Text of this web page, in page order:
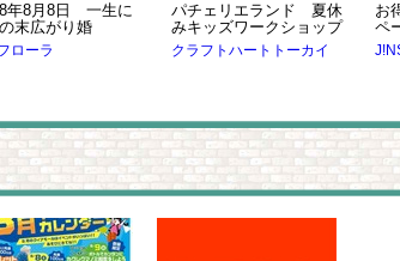
パチェリエランド 夏休
みキッズワークショップ
クラフトハートトーカイ
お得なまとめ買いキャン
ペーン実施！
J!NS（ジンズ）